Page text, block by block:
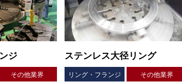
ジ
その他業界
ステンレス大径リング
リング・フランジ
その他業界